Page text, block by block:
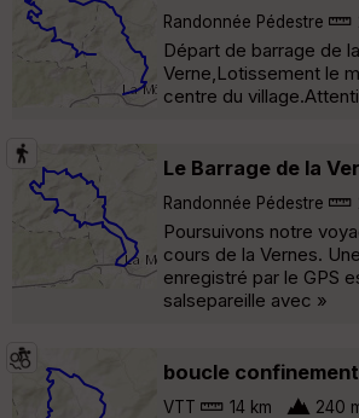
Randonnée Pédestre
Départ de barrage de
Verne,Lotissement le
centre du
Le Barrage de la
Randonnée Pédestre
Poursuivons notre
cours de la Vernes.
enregistré par le GPS
salsepareille avec »
boucle
VTT 14 km 240